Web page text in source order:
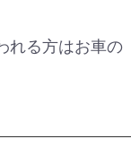
れる方はお車の